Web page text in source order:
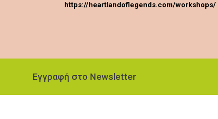
https://heartlandoflegends.com/workshops/
Εγγραφή στο Newsletter